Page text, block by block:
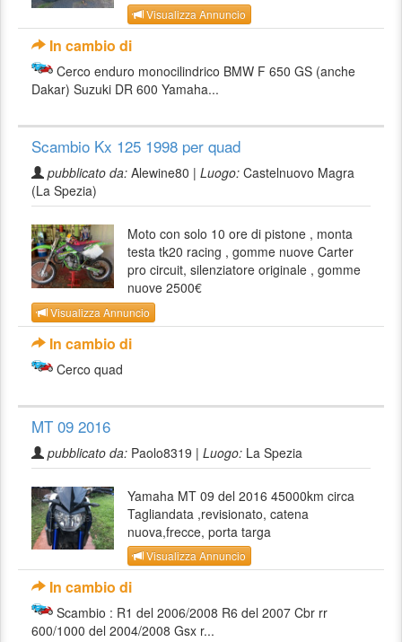
Visualizza Annuncio
In cambio di
Cerco enduro monocilindrico BMW F 650 GS (anche
Dakar) Suzuki DR 600 Yamaha...
Scambio Kx 125 1998 per quad
pubblicato da: Alewine80 | Luogo: Castelnuovo Magra
(La Spezia)
Moto con solo 10 ore di pistone , monta
testa tk20 racing , gomme nuove Carter
pro circuit, silenziatore originale , gomme
nuove 2500€
Visualizza Annuncio
In cambio di
Cerco quad
MT 09 2016
pubblicato da: Paolo8319 | Luogo: La Spezia
Yamaha MT 09 del 2016 45000km circa
Tagliandata ,revisionato, catena
nuova,frecce, porta targa
Visualizza Annuncio
In cambio di
Scambio : R1 del 2006/2008 R6 del 2007 Cbr rr
600/1000 del 2004/2008 Gsx r...